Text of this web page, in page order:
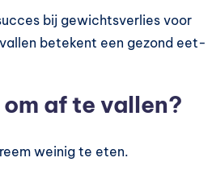
bij gewichtsverlies voor
betekent een gezond eet-
af te vallen?
weinig te eten.